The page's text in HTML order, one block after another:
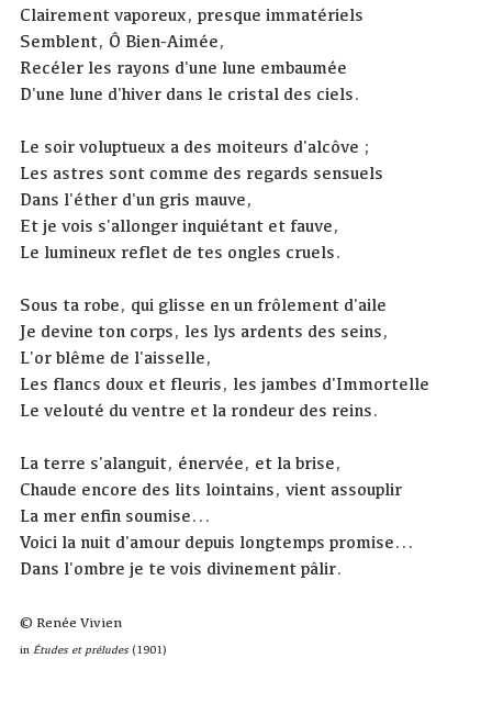
Clairement vaporeux, presque immatériels
Semblent, Ô Bien-Aimée,
Recéler les rayons d'une lune embaumée
D'une lune d'hiver dans le cristal des ciels.
Le soir voluptueux a des moiteurs d'alcôve ;
Les astres sont comme des regards sensuels
Dans l'éther d'un gris mauve,
Et je vois s'allonger inquiétant et fauve,
Le lumineux reflet de tes ongles cruels.
Sous ta robe, qui glisse en un frôlement d'aile
Je devine ton corps, les lys ardents des seins,
L'or blême de l'aisselle,
Les flancs doux et fleuris, les jambes d'Immortelle
Le velouté du ventre et la rondeur des reins.
La terre s'alanguit, énervée, et la brise,
Chaude encore des lits lointains, vient assouplir
La mer enfin soumise...
Voici la nuit d'amour depuis longtemps promise...
Dans l'ombre je te vois divinement pâlir.
© Renée Vivien
in Études et préludes (1901)